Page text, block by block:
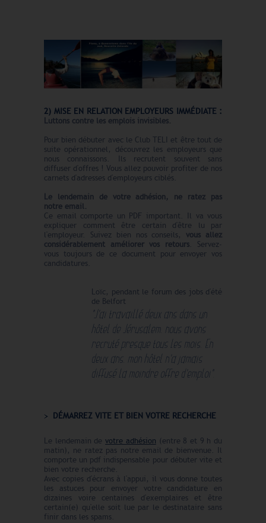
2) MISE EN RELATION EMPLOYEURS IMMÉDIATE :
Luttons contre les emplois invisibles.
Pour bien débuter avec le Club TELI et être tout de
suite opérationnel, découvrez les employeurs que
nous connaissons. Ils recrutent souvent sans
diffuser d'offres ! Vous allez pouvoir profiter de nos
carnets d'adresses d'employeurs ciblés.
Le lendemain de votre adhésion, ne ratez pas
notre email.
Ce email comporte un PDF important. Il va vous
expliquer comment être certain d'être lu par
l'employeur. Suivez bien nos conseils, vous allez
considérablement améliorer vos retours. Servez-
vous toujours de ce document pour envoyer vos
candidatures.
Loïc, pendant le forum des jobs d'été
de Belfort
J'ai travaillé deux ans dans un
hôtel de Jérusalem, nous avons
recruté presque tous les mois. En
deux ans, mon hôtel n'a jamais
diffusé la moindre offre d'emploi".
DÉMARREZ VITE ET BIEN VOTRE RECHERCHE
Le lendemain devotre adhésion (entre 8 et 9 h du
matin), ne ratez pas notre email de bienvenue. Il
comporte un pdf indispensable pour débuter vite et
bien votre recherche.
Avec copies d'écrans à l'appui, il vous donne toutes
les astuces pour envoyer votre candidature en
dizaines voire centaines d'exemplaires et être
certain(e) qu'elle soit lue par le destinataire sans
finir dans les spams.